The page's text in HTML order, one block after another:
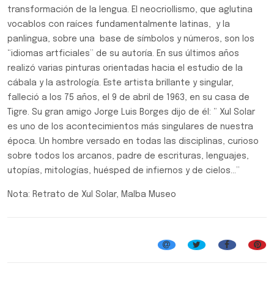
transformación de la lengua. El neocriollismo, que aglutina
vocablos con raíces fundamentalmente latinas, y la
panlingua, sobre una base de símbolos y números, son los
“idiomas artficiales” de su autoría. En sus últimos años
realizó varias pinturas orientadas hacia el estudio de la
cábala y la astrología. Este artista brillante y singular,
falleció a los 75 años, el 9 de abril de 1963, en su casa de
Tigre. Su gran amigo Jorge Luis Borges dijo de él: “ Xul Solar
es uno de los acontecimientos más singulares de nuestra
época. Un hombre versado en todas las disciplinas, curioso
sobre todos los arcanos, padre de escrituras, lenguajes,
utopías, mitologías, huésped de infiernos y de cielos…”
Nota: Retrato de Xul Solar, Malba Museo